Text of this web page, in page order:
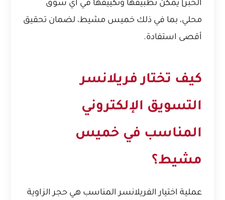
الخبر] يمكن تطبيقها وتكييفها في أي سوق
محلي، بما في ذلك خميس مشيط، لضمان تحقيق
أقصى استفادة.
كيف تختار فريلانسر
التسويق الإلكتروني
المناسب في خميس
مشيط؟
عملية اختيار الفريلانسر المناسب هي حجر الزاوية